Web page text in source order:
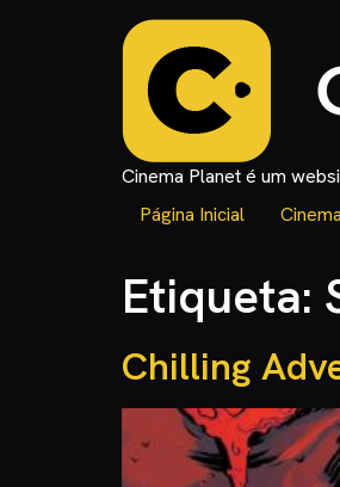
Cinema Planet é um
Página Inicial
Cinema
Etiqueta:
Chilling